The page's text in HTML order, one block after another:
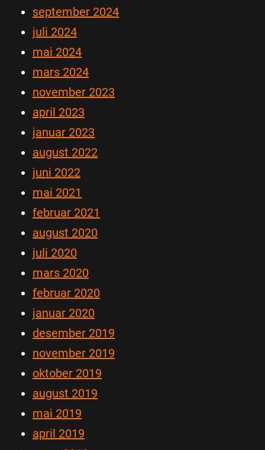
september 2024
juli 2024
mai 2024
mars 2024
november 2023
april 2023
januar 2023
august 2022
juni 2022
mai 2021
februar 2021
august 2020
juli 2020
mars 2020
februar 2020
januar 2020
desember 2019
november 2019
oktober 2019
august 2019
mai 2019
april 2019